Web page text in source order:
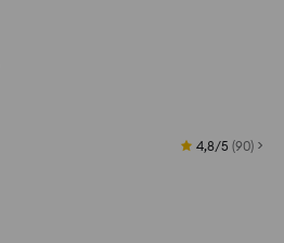
4,8/5 (90)